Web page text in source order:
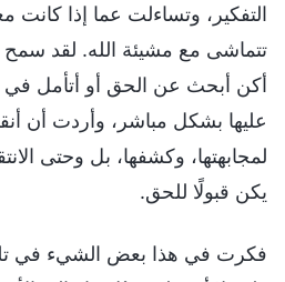
التفكير، وتساءلت عما إذا كانت
تتماشى مع مشيئة الله. لقد سمح
أكن أبحث عن الحق أو أتأمل
عليها بشكل مباشر، وأردت أن
لمجابهتها، وكشفها، بل وحتى
يكن قبولًا للحق.
فكرت في هذا بعض الشيء في